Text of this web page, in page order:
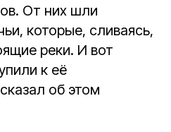
От них шли
которые, сливаясь,
реки. И вот
к её
об этом